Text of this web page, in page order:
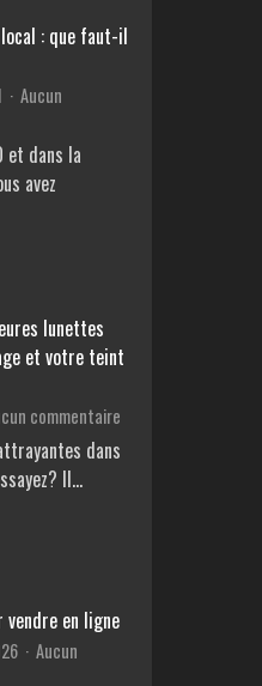
local : que faut-il
Aucun
et dans la
avez
lunettes
et votre teint
commentairesur
choisir
forme
dans
Il…
vendre en ligne
Aucun